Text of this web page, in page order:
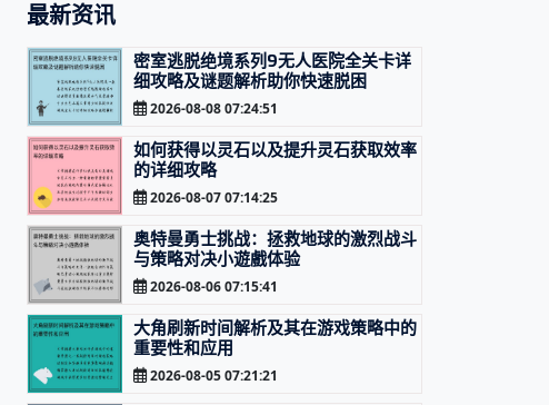
最新资讯
密室逃脱绝境系列9无人医院全关卡详
细攻略及谜题解析助你快速脱困
2026-08-08 07:24:51
如何获得以灵石以及提升灵石获取效率
的详细攻略
2026-08-07 07:14:25
奥特曼勇士挑战：拯救地球的激烈战斗
与策略对决小遊戲体验
2026-08-06 07:15:41
大角刷新时间解析及其在游戏策略中的
重要性和应用
2026-08-05 07:21:21